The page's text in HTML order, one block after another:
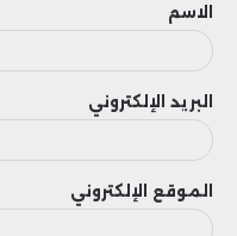
الاسم
البريد الإلكتروني
الموقع الإلكتروني